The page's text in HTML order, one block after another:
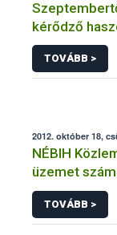
kérődző
TOVÁBB >
2012. október 18,
NÉBIH
üzemet
megyében
TOVÁBB >